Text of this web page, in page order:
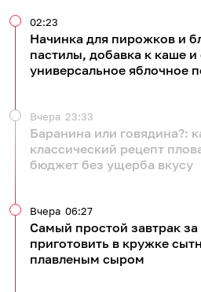
Начинка для пирожков и
пастилы, добавка к каше
универсальное яблочное
02:23
Баранина или говядина?:
классический рецепт
бюджет без ущерба вкусу
Вчера 23:33
Самый простой завтрак
приготовить в кружке
плавленым сыром
Вчера 06:27